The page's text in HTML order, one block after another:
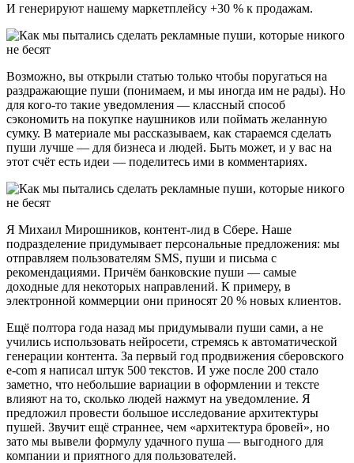
И генерируют нашему маркетплейсу +30 % к продажам.
Возможно, вы открыли статью только чтобы поругаться на
раздражающие пуши (понимаем, и мы иногда им не рады). Но
для кого-то такие уведомления — классный способ
сэкономить на покупке наушников или поймать желанную
сумку. В материале мы рассказываем, как стараемся сделать
пуши лучше — для бизнеса и людей. Быть может, и у вас на
этот счёт есть идеи — поделитесь ими в комментариях.
Я Михаил Мирошников, контент-лид в Сбере. Наше
подразделение придумывает персональные предложения: мы
отправляем пользователям SMS, пуши и письма с
рекомендациями. Причём банковские пуши — самые
доходные для некоторых направлений. К примеру, в
электронной коммерции они приносят 20 % новых клиентов.
Ещё полтора года назад мы придумывали пуши сами, а не
учились использовать нейросети, стремясь к автоматической
генерации контента. За первый год продвижения сберовского
e-com я написал штук 500 текстов. И уже после 200 стало
заметно, что небольшие вариации в оформлении и тексте
влияют на то, сколько людей нажмут на уведомление. Я
предложил провести большое исследование архитектуры
пушей. Звучит ещё страннее, чем «архитектура бровей», но
зато мы вывели формулу удачного пуша — выгодного для
компании и приятного для пользователей.